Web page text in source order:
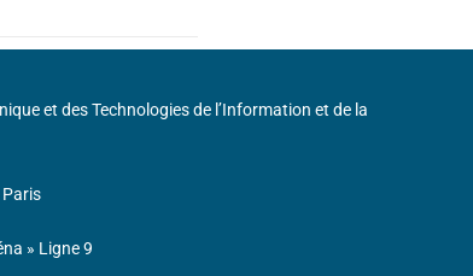
et des Technologies de l’Information et de la
» Ligne 9